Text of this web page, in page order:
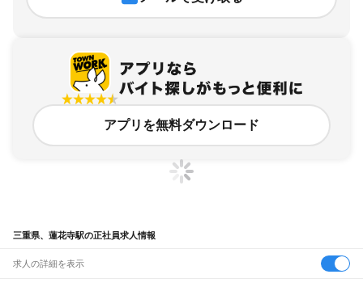
アプリを無料ダウンロード
三重県、蓮花寺駅の正社員求人情報
求人の詳細を表示